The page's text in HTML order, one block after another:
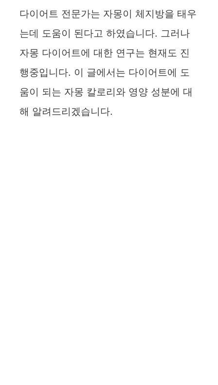
다이어트 전문가는 자몽이 체지방을 태우
는데 도움이 된다고 하였습니다. 그러나
자몽 다이어트에 대한 연구는 현재도 진
행중입니다. 이 글에서는 다이어트에 도
움이 되는 자몽 칼로리와 영양 성분에 대
해 알려드리겠습니다.